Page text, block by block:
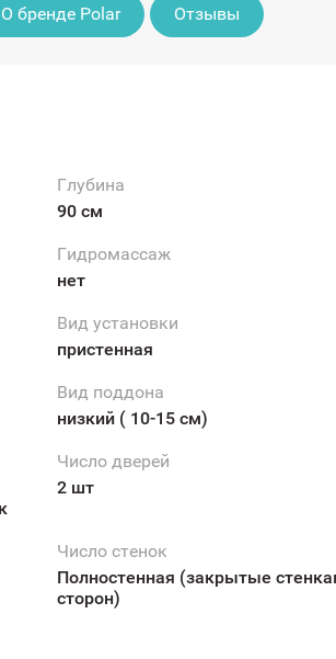
О бренде Polar Отзывы
Глубина
90 см
Гидромассаж
нет
Вид установки
пристенная
Вид поддона
низкий ( 10-15 см)
Число дверей
2 шт
Число стенок
Полностенная (закрытые
сторон)